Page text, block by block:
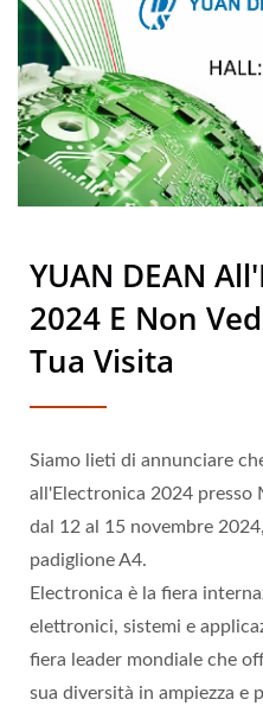
YUAN DEAN
2024 E Non
Tua Visita
Siamo lieti di annunciare
all'Electronica 2024 presso
dal 12 al 15 novembre
padiglione A4.
Electronica è la fiera
elettronici, sistemi e
fiera leader mondiale che
sua diversità in ampiezza